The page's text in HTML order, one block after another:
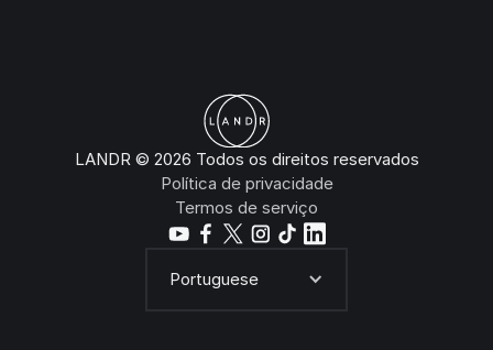
LANDR © 2026 Todos os direitos reservados
Política de privacidade
Termos de serviço
Portuguese